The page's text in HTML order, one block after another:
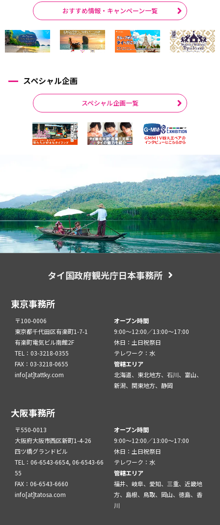
おすすめ情報・キャンペーン一覧
スペシャル企画
スペシャル企画一覧
タイ国政府観光庁日本事務所
東京事務所
〒100-0006
東京都千代田区有楽町1-7-1
有楽町電気ビル南館2F
TEL：03-3218-0355
FAX：03-3218-0655
info[at]tattky.com
オープン時間
9:00～12:00／13:00～17:00
休日：土日祝祭日
テレワーク：水
管轄エリア
北海道、東北地方、石川、富山、
新潟、関東地方、静岡
大阪事務所
〒550-0013
大阪府大阪市西区新町1-4-26
四ツ橋グランドビル
TEL：06-6543-6654, 06-6543-66
55
FAX：06-6543-6660
info[at]tatosa.com
オープン時間
9:00～12:00／13:00～17:00
休日：土日祝祭日
テレワーク：水
管轄エリア
福井、岐阜、愛知、三重、近畿地
方、島根、鳥取、岡山、徳島、香
川